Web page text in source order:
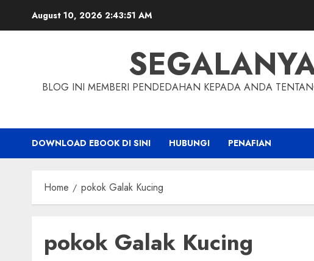
August 10, 2026 2:43:51 AM
BLOG INI MEMBERI PENDEDAHAN KEPADA ANDA
DOWNLOAD EBOOK DI SINI HUBUNGI PENAFIAN
Home pokok Galak Kucing
pokok Galak Kucing